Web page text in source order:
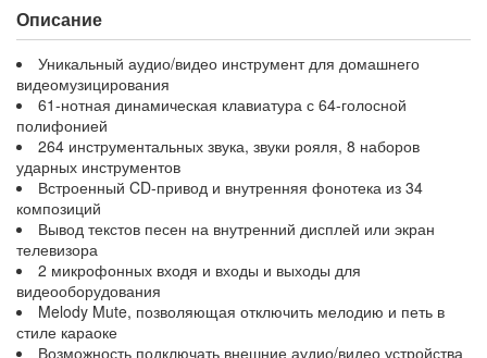
Описание
Уникальный аудио/видео инструмент для домашнего
видеомузицирования
61-нотная динамическая клавиатура с 64-голосной
полифонией
264 инструментальных звука, звуки рояля, 8 наборов
ударных инструментов
Встроенный CD-привод и внутренняя фонотека из 34
композиций
Вывод текстов песен на внутренний дисплей или экран
телевизора
2 микрофонных входя и входы и выходы для
видеооборудования
Melody Mute, позволяющая отключить мелодию и петь в
стиле караоке
Возможность подключать внешние аудио/видео устройства